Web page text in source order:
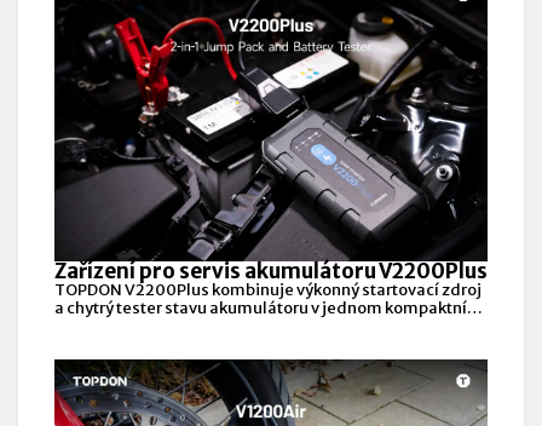
Zařízení pro servis akumulátoru V2200Plus
TOPDON V2200Plus kombinuje výkonný startovací zdroj
a chytrý tester stavu akumulátoru v jednom kompaktním